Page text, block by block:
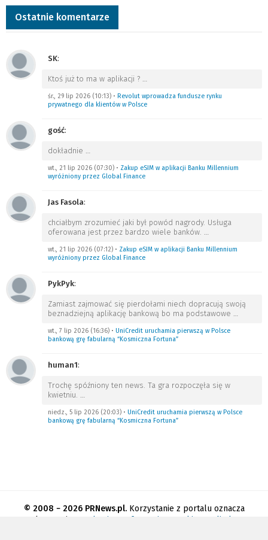
Ostatnie komentarze
SK:
Ktoś już to ma w aplikacji ?
śr., 29 lip 2026 (10:13) • Revolut wprowadza fundusze rynku
prywatnego dla klientów w Polsce
gość:
dokładnie
wt., 21 lip 2026 (07:30) • Zakup eSIM w aplikacji Banku Millennium
wyróżniony przez Global Finance
Jas Fasola:
chciałbym zrozumieć jaki był powód nagrody. Usługa
oferowana jest przez bardzo wiele banków.
wt., 21 lip 2026 (07:12) • Zakup eSIM w aplikacji Banku Millennium
wyróżniony przez Global Finance
PykPyk:
Zamiast zajmować się pierdołami niech dopracują swoją
beznadziejną aplikację bankową bo ma podstawowe
wt., 7 lip 2026 (16:36) • UniCredit uruchamia pierwszą w Polsce
bankową grę fabularną “Kosmiczna Fortuna”
human1:
Trochę spóźniony ten news. Ta gra rozpoczęła się w
kwietniu.
niedz., 5 lip 2026 (20:03) • UniCredit uruchamia pierwszą w Polsce
bankową grę fabularną “Kosmiczna Fortuna”
© 2008 − 2026 PRNews.pl.Korzystanie z portalu oznacza
akceptację
regulaminu Informacja o cookies
Polityka